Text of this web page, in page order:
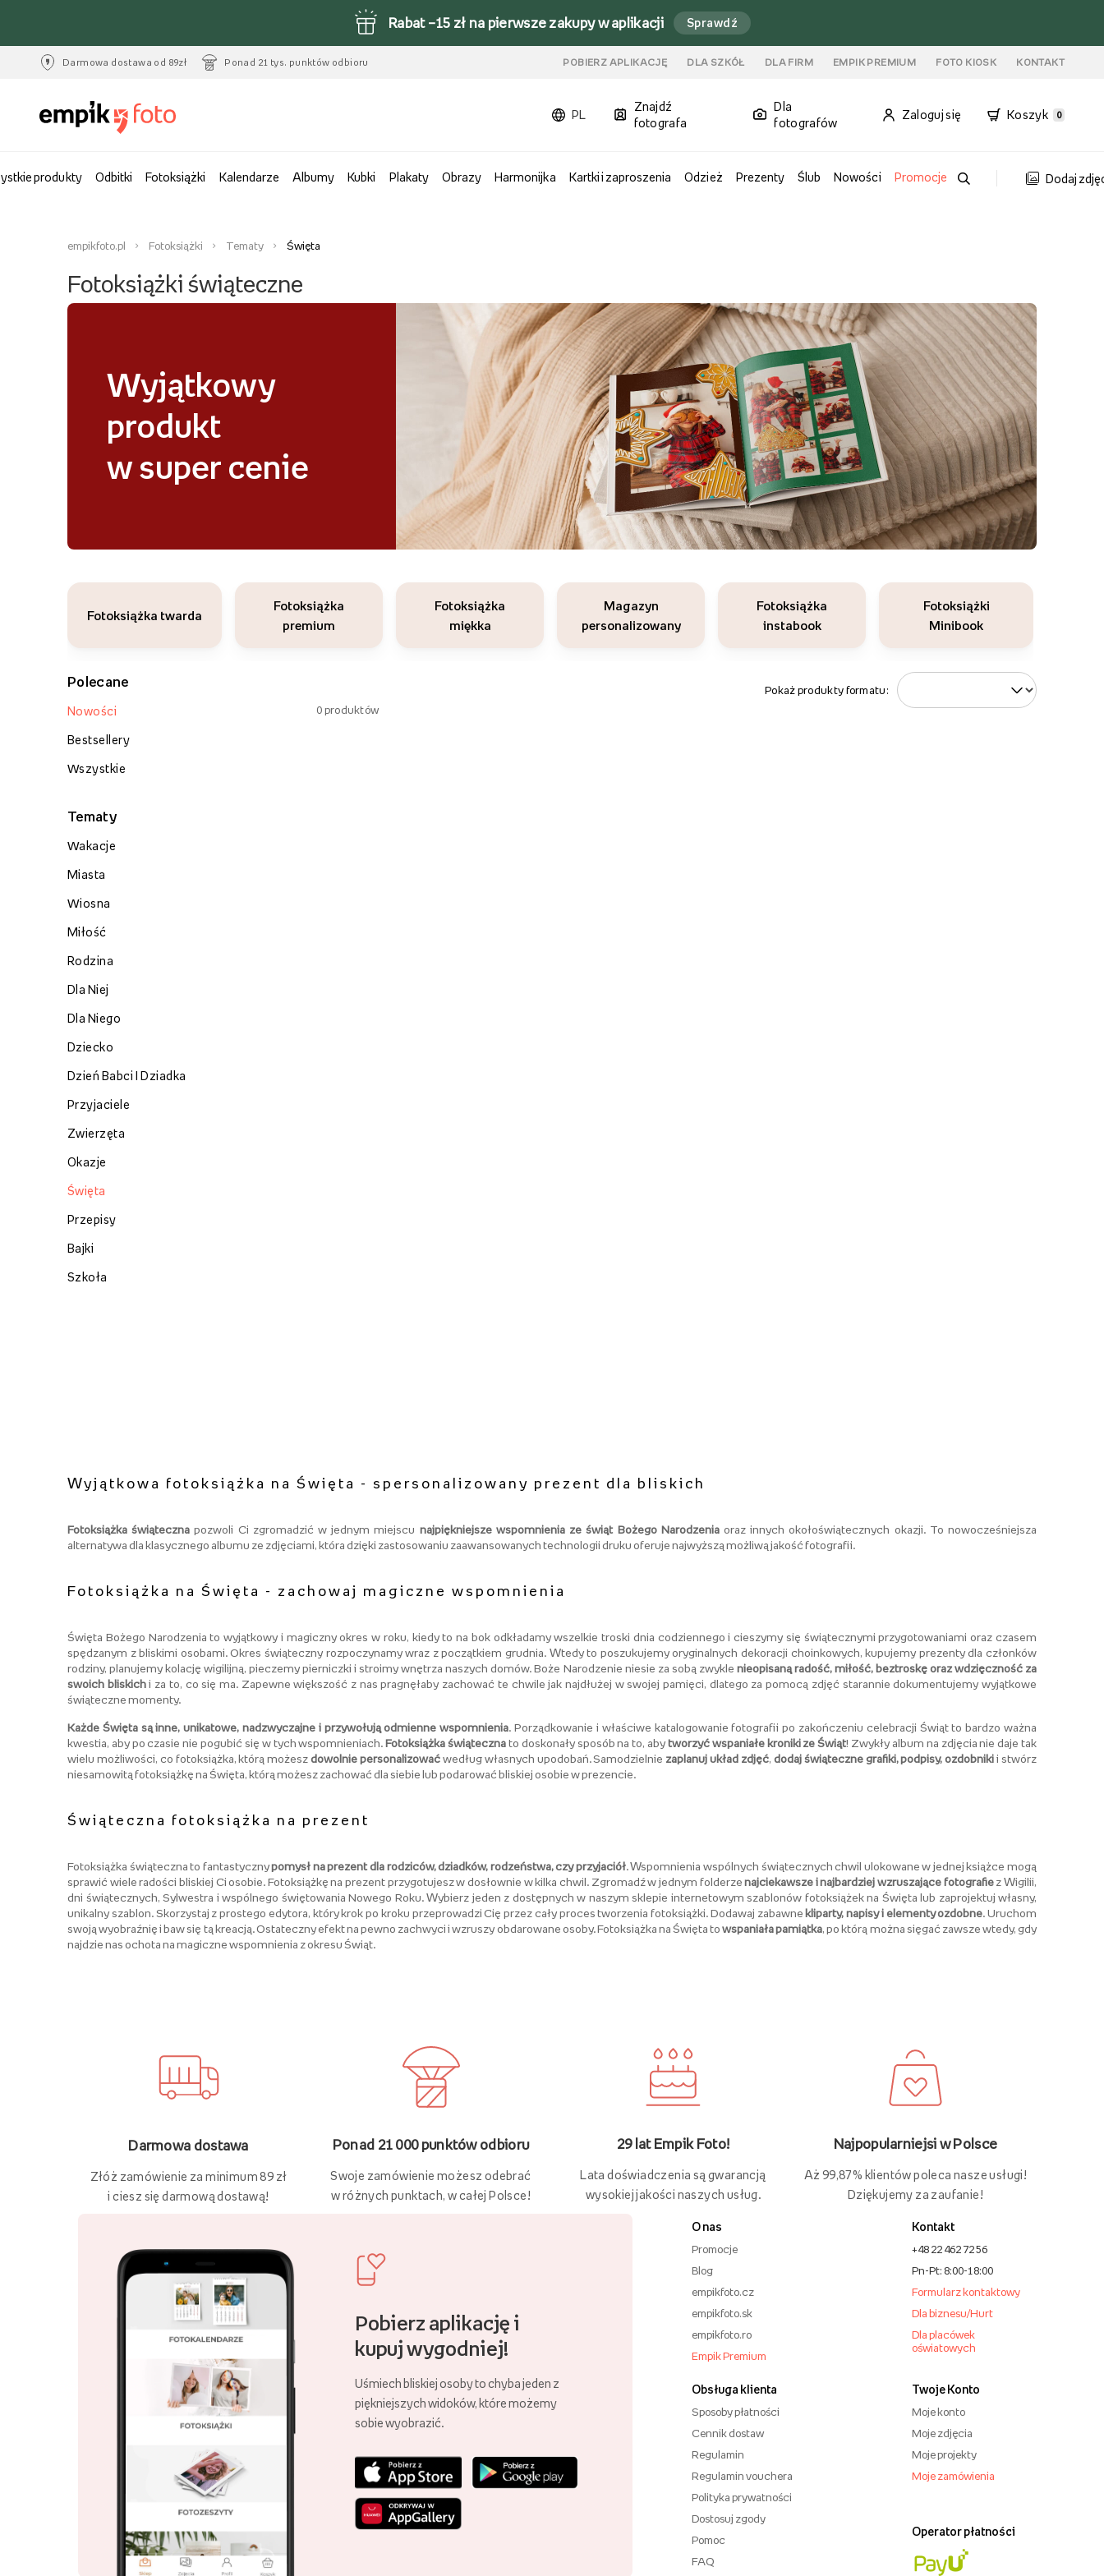
Rabat –15 zł na pierwsze zakupy w aplikacji Sprawdź
Darmowa dostawa od 89zł Ponad 21 tys. punktów odbioru POBIERZ APLIKACJĘ DLA SZKÓŁ DLA FIRM EMPIK PREMIUM FOTO KIOSK KONTAKT
PL
Znajdź
fotografa
Dla
fotografów
Zaloguj się Koszyk 0
produkty Odbitki Fotoksiążki Kalendarze Albumy Kubki Plakaty Obrazy Harmonijka Kartki i zaproszenia Odzież Prezenty Ślub Nowości Promocje Dodaj
empikfoto.pl Fotoksiążki Tematy Święta
Fotoksiążki świąteczne
Wyjątkowy
produkt
w super cenie
Fotoksiążka twarda
Fotoksiążka
premium
Fotoksiążka
miękka
Magazyn
personalizowany
Fotoksiążka
instabook
Fotoksiążki
Minibook
Pokaż produkty formatu:
Polecane
Nowości
Bestsellery
Wszystkie
Tematy
Wakacje
Miasta
Wiosna
Miłość
Rodzina
Dla Niej
Dla Niego
Dziecko
Dzień Babci I Dziadka
Przyjaciele
Zwierzęta
Okazje
Święta
Przepisy
Bajki
Szkoła
0 produktów
Wyjątkowa fotoksiążka na Święta - spersonalizowany prezent dla bliskich
Fotoksiążka świąteczna pozwoli Ci zgromadzić w jednym miejscu najpiękniejsze wspomnienia ze świąt Bożego Narodzeniaoraz innych okołoświątecznych okazji. To nowocześniejsza
alternatywa dla klasycznego albumu ze zdjęciami, która dzięki zastosowaniu zaawansowanych technologii druku oferuje najwyższą możliwą jakość fotografii.
Fotoksiążka na Święta - zachowaj magiczne wspomnienia
Święta Bożego Narodzenia to wyjątkowy i magiczny okres w roku, kiedy to na bok odkładamy wszelkie troski dnia codziennego i cieszymy się świątecznymi przygotowaniami oraz czasem
spędzanym z bliskimi osobami. Okres świąteczny rozpoczynamy wraz z początkiem grudnia. Wtedy to poszukujemy oryginalnych dekoracji choinkowych, kupujemy prezenty dla członków
rodziny, planujemy kolację wigilijną, pieczemy pierniczki i stroimy wnętrza naszych domów. Boże Narodzenie niesie za sobą zwykle nieopisaną radość, miłość, beztroskę oraz wdzięczność za
swoich bliskichi za to, co się ma. Zapewne większość z nas pragnęłaby zachować te chwile jak najdłużej w swojej pamięci, dlatego za pomocą zdjęć starannie dokumentujemy wyjątkowe
świąteczne momenty.
Każde Święta są inne, unikatowe, nadzwyczajne i przywołują odmienne wspomnienia . Porządkowanie i właściwe katalogowanie fotografii po zakończeniu celebracji Świąt to bardzo ważna
kwestia, aby po czasie nie pogubić się w tych wspomnieniach.Fotoksiążka świąteczna to doskonały sposób na to, aby tworzyć wspaniałe kroniki ze Świąt! Zwykły album na zdjęcia nie daje tak
wielu możliwości, co fotoksiążka, którą możeszdowolnie personalizować według własnych upodobań. Samodzielnie zaplanuj układ zdjęć dodaj świąteczne grafiki, podpisy, ozdobniki i stwórz
niesamowitą fotoksiążkę na Święta, którą możesz zachować dla siebie lub podarować bliskiej osobie w prezencie.
Świąteczna fotoksiążka na prezent
Fotoksiążka świąteczna to fantastycznypomysł na prezent dla rodziców, dziadków, rodzeństwa, czy przyjaciół. Wspomnienia wspólnych świątecznych chwil ulokowane w jednej książce mogą
sprawić wiele radości bliskiej Ci osobie. Fotoksiążkę na prezent przygotujesz w dosłownie w kilka chwil. Zgromadź w jednym folderzenajciekawsze i najbardziej wzruszające fotografiez Wigilii,
dni świątecznych, Sylwestra i wspólnego świętowania Nowego Roku. Wybierz jeden z dostępnych w naszym sklepie internetowym szablonów fotoksiążek na Święta lub zaprojektuj własny,
unikalny szablon. Skorzystaj z prostego edytora, który krok po kroku przeprowadzi Cię przez cały proces tworzenia fotoksiążki. Dodawaj zabawne kliparty, napisy i elementy ozdobne . Uruchom
swoją wyobraźnię i baw się tą kreacją. Ostateczny efekt na pewno zachwyci i wzruszy obdarowane osoby. Fotoksiążka na Święta towspaniała pamiątka , po którą można sięgać zawsze wtedy, gdy
najdzie nas ochota na magiczne wspomnienia z okresu Świąt.
Darmowa dostawa
Złóż zamówienie za minimum 89 zł
i ciesz się darmową dostawą!
Ponad 21 000 punktów odbioru
Swoje zamówienie możesz odebrać
w różnych punktach, w całej Polsce!
29 lat Empik Foto!
Lata doświadczenia są gwarancją
wysokiej jakości naszych usług.
Najpopularniejsi w Polsce
Aż 99,87% klientów poleca nasze usługi!
Dziękujemy za zaufanie!
Pobierz aplikację i
kupuj wygodniej!
Uśmiech bliskiej osoby to chyba jeden z
piękniejszych widoków, które możemy
sobie wyobrazić.
O nas
Promocje
Blog
empikfoto.cz
empikfoto.sk
empikfoto.ro
Empik Premium
Obsługa klienta
Sposoby płatności
Cennik dostaw
Regulamin
Regulamin vouchera
Polityka prywatności
Dostosuj zgody
Pomoc
FAQ
Kontakt
+48 22 462 72 56
Pn-Pt: 8:00-18:00
Formularz kontaktowy
Dla biznesu/Hurt
Dla placówek
oświatowych
Twoje Konto
Moje konto
Moje zdjęcia
Moje projekty
Moje zamówienia
Operator płatności